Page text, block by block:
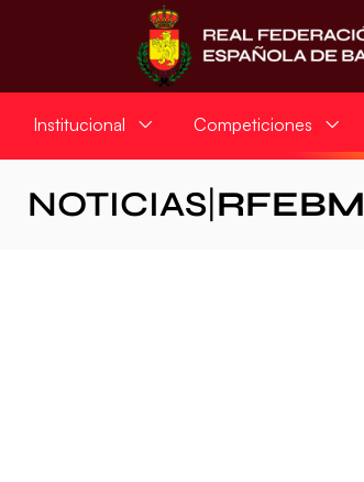
Institucional Competiciones
NOTICIAS RFEBM